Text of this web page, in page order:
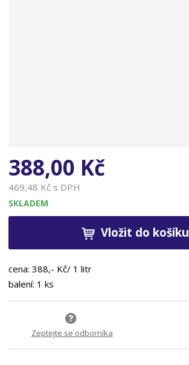
388,00 Kč
469,48 Kč s DPH
SKLADEM
Vložit do košíku
cena: 388,- Kč/ 1 litr
balení: 1 ks
Zeptejte se odborníka